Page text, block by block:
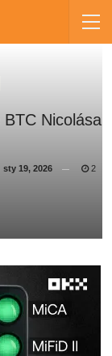
Nicolása
sty 19, 2026
2